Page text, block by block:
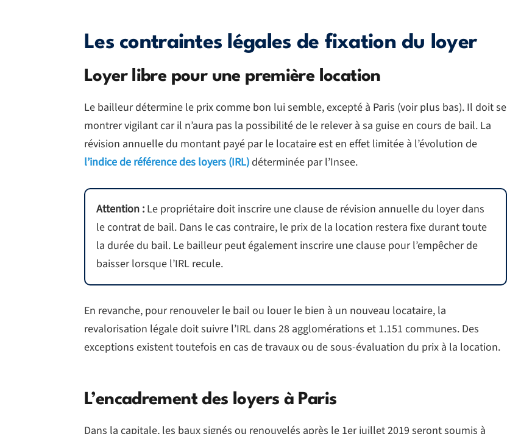
Les contraintes légales de fixation du loyer
Loyer libre pour une première location
Le bailleur détermine le prix comme bon lui semble, excepté à Paris (voir plus bas). Il doit se
montrer vigilant car il n’aura pas la possibilité de le relever à sa guise en cours de bail. La
révision annuelle du montant payé par le locataire est en effet limitée à l’évolution de
l’indice de référence des loyers (IRL)déterminée par l’Insee.
Attention : Le propriétaire doit inscrire une clause de révision annuelle du loyer dans
le contrat de bail. Dans le cas contraire, le prix de la location restera fixe durant toute
la durée du bail. Le bailleur peut également inscrire une clause pour l’empêcher de
baisser lorsque l’IRL recule.
En revanche, pour renouveler le bail ou louer le bien à un nouveau locataire, la
revalorisation légale doit suivre l’IRL dans 28 agglomérations et 1.151 communes. Des
exceptions existent toutefois en cas de travaux ou de sous-évaluation du prix à la location.
L’encadrement des loyers à Paris
Dans la capitale, les baux signés ou renouvelés après le 1er juillet 2019 seront soumis à